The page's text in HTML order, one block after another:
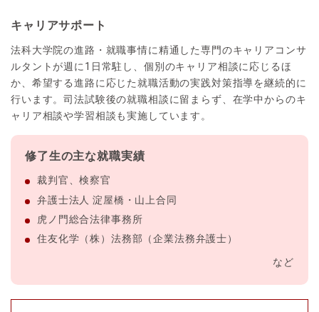
キャリアサポート
法科大学院の進路・就職事情に精通した専門のキャリアコンサ
ルタントが週に1日常駐し、個別のキャリア相談に応じるほ
か、希望する進路に応じた就職活動の実践対策指導を継続的に
行います。司法試験後の就職相談に留まらず、在学中からのキ
ャリア相談や学習相談も実施しています。
修了生の主な就職実績
裁判官、検察官
弁護士法人 淀屋橋・山上合同
虎ノ門総合法律事務所
住友化学（株）法務部（企業法務弁護士）
など